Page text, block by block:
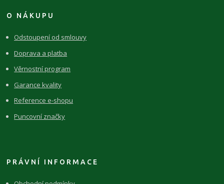
O NÁKUPU
Odstoupení od smlouvy
Doprava a platba
Věrnostní program
Garance kvality
Reference e-shopu
Puncovní značky
PRÁVNÍ INFORMACE